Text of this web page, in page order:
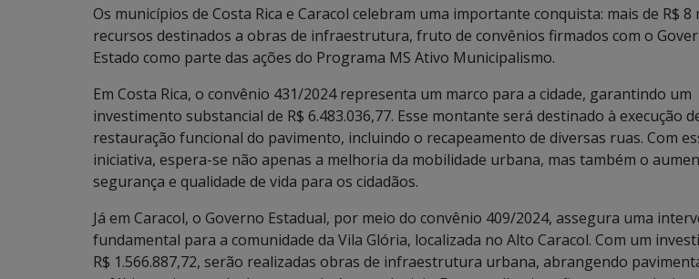
Os municípios de Costa Rica e Caracol celebram uma importante conquista: mais de R$ 8
recursos destinados a obras de infraestrutura, fruto de convênios firmados com o
Estado como parte das ações do Programa MS Ativo Municipalismo.
Em Costa Rica, o convênio 431/2024 representa um marco para a cidade, garantindo um
investimento substancial de R$ 6.483.036,77. Esse montante será destinado à execução
restauração funcional do pavimento, incluindo o recapeamento de diversas ruas. Com
iniciativa, espera-se não apenas a melhoria da mobilidade urbana, mas também o
segurança e qualidade de vida para os cidadãos.
Já em Caracol, o Governo Estadual, por meio do convênio 409/2024, assegura uma
fundamental para a comunidade da Vila Glória, localizada no Alto Caracol. Com um
R$ 1.566.887,72, serão realizadas obras de infraestrutura urbana, abrangendo